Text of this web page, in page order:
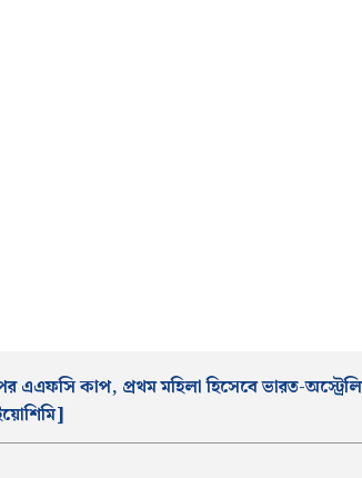
এএফসি কাপ, প্রথম মহিলা হিসেবে ভারত-
]